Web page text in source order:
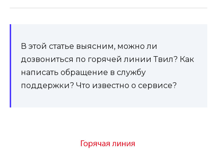
В этой статье выясним, можно ли
дозвониться по горячей линии Твил? Как
написать обращение в службу
поддержки? Что известно о сервисе?